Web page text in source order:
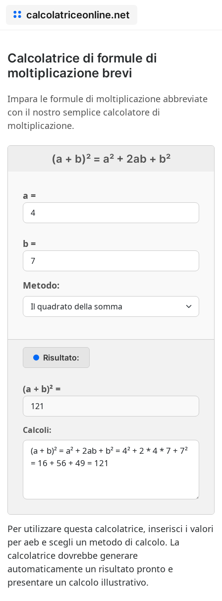
calcolatriceonline.net
Calcolatrice di formule di
moltiplicazione brevi
Impara le formule di moltiplicazione abbreviate
con il nostro semplice calcolatore di
moltiplicazione.
(a + b)² = a² + 2ab + b²
a =
b =
Metodo:
Risultato:
(a + b)² =
Calcoli:
Per utilizzare questa calcolatrice, inserisci i valori
per aeb e scegli un metodo di calcolo. La
calcolatrice dovrebbe generare
automaticamente un risultato pronto e
presentare un calcolo illustrativo.